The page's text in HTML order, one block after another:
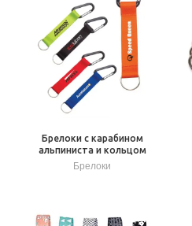
Брелоки с карабином
альпиниста и кольцом
Брелоки